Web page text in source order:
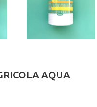
AQUA